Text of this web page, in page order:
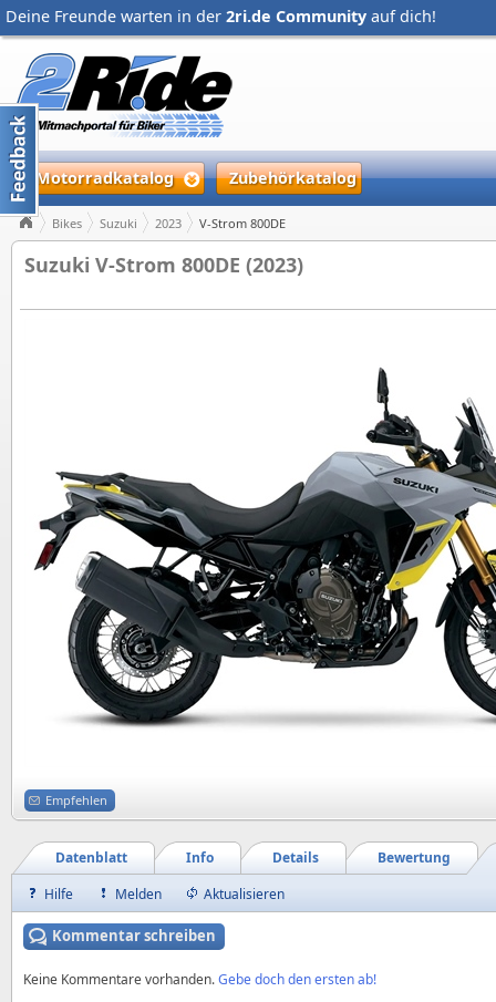
Deine Freunde warten in der 2ri.de Community auf dich!
Motorradkatalog Zubehörkatalog
Bikes Suzuki 2023 V-Strom 800DE
Suzuki V-Strom 800DE (2023)
Empfehlen
Bewertung
Details
Info
Datenblatt
Hilfe
Melden Aktualisieren
Kommentar schreiben
Keine Kommentare vorhanden.Gebe doch den ersten ab!